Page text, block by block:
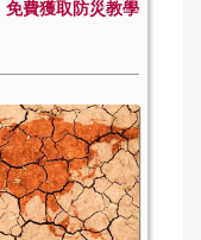
免費獲取防災教學